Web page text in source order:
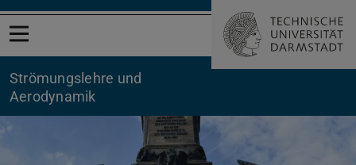
Menü öffnen
Strömungslehre und
Aerodynamik